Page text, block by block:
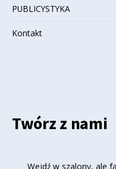
PUBLICYSTYKA
Kontakt
Twórz z nami
Wejdź w szalony, ale